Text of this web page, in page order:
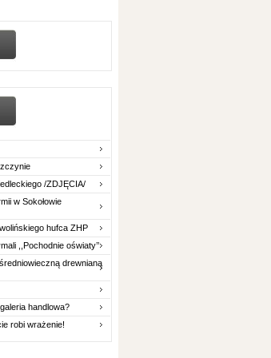
/ZDJĘCIA/
w Sokołowie
hufca ZHP
,,Pochodnie oświaty’’
drewnianą
handlowa?
robi wrażenie!